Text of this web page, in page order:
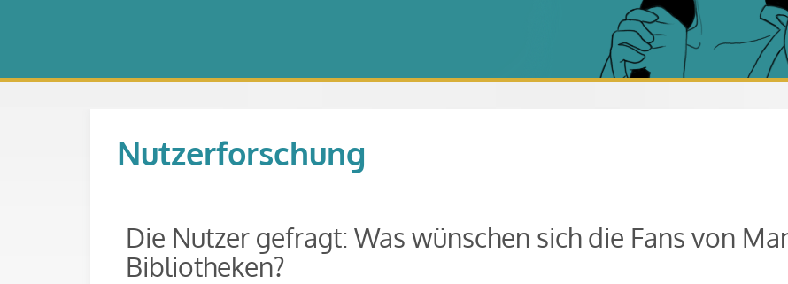
Nutzerforschung
Die Nutzer gefragt: Was wünschen sich die Fans von
Bibliotheken?